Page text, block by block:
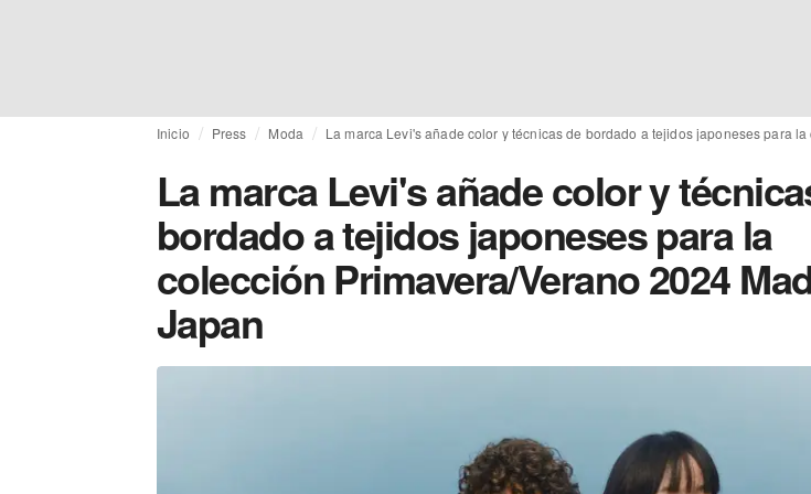
Inicio Press Moda La marca Levi's añade color y técnicas de bordado a tejidos japoneses para
La marca Levi's añade color y
bordado a tejidos japoneses para la
colección Primavera/Verano 2024
Japan